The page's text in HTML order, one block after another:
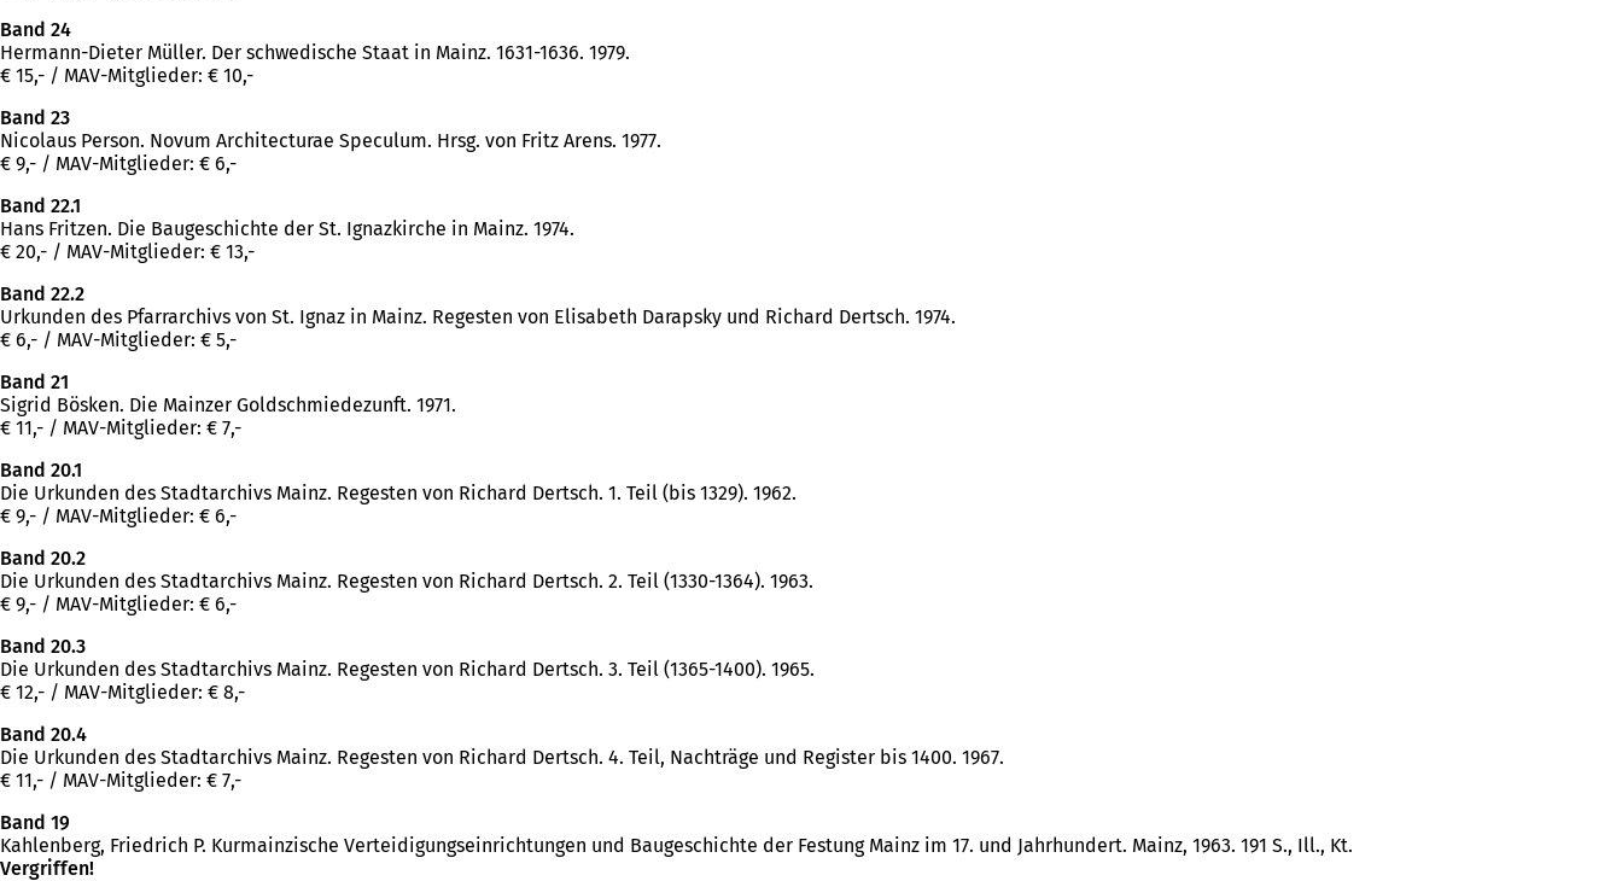
Band 24
Hermann-Dieter Müller. Der schwedische Staat in Mainz. 1631-1636. 1979.
€ 15,- / MAV-Mitglieder: € 10,-
Band 23
Nicolaus Person. Novum Architecturae Speculum. Hrsg. von Fritz Arens. 1977.
€ 9,- / MAV-Mitglieder: € 6,-
Band 22.1
Hans Fritzen. Die Baugeschichte der St. Ignazkirche in Mainz. 1974.
€ 20,- / MAV-Mitglieder: € 13,-
Band 22.2
Urkunden des Pfarrarchivs von St. Ignaz in Mainz. Regesten von Elisabeth Darapsky und Richard Dertsch. 1974.
€ 6,- / MAV-Mitglieder: € 5,-
Band 21
Sigrid Bösken. Die Mainzer Goldschmiedezunft. 1971.
€ 11,- / MAV-Mitglieder: € 7,-
Band 20.1
Die Urkunden des Stadtarchivs Mainz. Regesten von Richard Dertsch. 1. Teil (bis 1329). 1962.
€ 9,- / MAV-Mitglieder: € 6,-
Band 20.2
Die Urkunden des Stadtarchivs Mainz. Regesten von Richard Dertsch. 2. Teil (1330-1364). 1963.
€ 9,- / MAV-Mitglieder: € 6,-
Band 20.3
Die Urkunden des Stadtarchivs Mainz. Regesten von Richard Dertsch. 3. Teil (1365-1400). 1965.
€ 12,- / MAV-Mitglieder: € 8,-
Band 20.4
Die Urkunden des Stadtarchivs Mainz. Regesten von Richard Dertsch. 4. Teil, Nachträge und Register bis 1400. 1967.
€ 11,- / MAV-Mitglieder: € 7,-
Band 19
Kahlenberg, Friedrich P. Kurmainzische Verteidigungseinrichtungen und Baugeschichte der Festung Mainz im 17. und Jahrhundert. Mainz, 1963. 191 S., Ill., Kt.
Vergriffen!